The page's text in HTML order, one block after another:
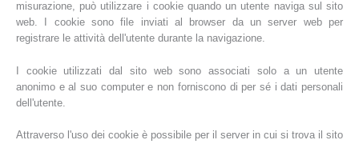
misurazione, può utilizzare i cookie quando un utente naviga sul sito
web. I cookie sono file inviati al browser da un server web per
registrare le attività dell'utente durante la navigazione.
I cookie utilizzati dal sito web sono associati solo a un utente
anonimo e al suo computer e non forniscono di per sé i dati personali
dell'utente.
Attraverso l'uso dei cookie è possibile per il server in cui si trova il sito